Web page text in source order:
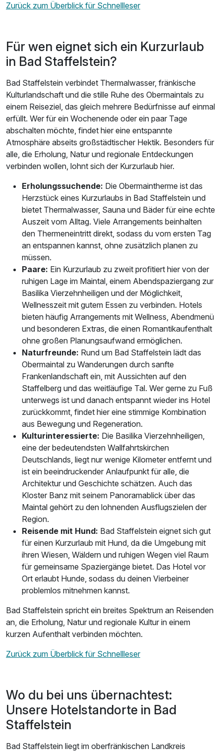
Zurück zum Überblick für Schnellleser
Für wen eignet sich ein Kurzurlaub
in Bad Staffelstein?
Bad Staffelstein verbindet Thermalwasser, fränkische
Kulturlandschaft und die stille Ruhe des Obermaintals zu
einem Reiseziel, das gleich mehrere Bedürfnisse auf einmal
erfüllt. Wer für ein Wochenende oder ein paar Tage
abschalten möchte, findet hier eine entspannte
Atmosphäre abseits großstädtischer Hektik. Besonders für
alle, die Erholung, Natur und regionale Entdeckungen
verbinden wollen, lohnt sich der Kurzurlaub hier.
Erholungssuchende: Die Obermaintherme ist das
Herzstück eines Kurzurlaubs in Bad Staffelstein und
bietet Thermalwasser, Sauna und Bäder für eine echte
Auszeit vom Alltag. Viele Arrangements beinhalten
den Thermeneintritt direkt, sodass du vom ersten Tag
an entspannen kannst, ohne zusätzlich planen zu
müssen.
Paare: Ein Kurzurlaub zu zweit profitiert hier von der
ruhigen Lage im Maintal, einem Abendspaziergang zur
Basilika Vierzehnheiligen und der Möglichkeit,
Wellnesszeit mit gutem Essen zu verbinden. Hotels
bieten häufig Arrangements mit Wellness, Abendmenü
und besonderen Extras, die einen Romantikaufenthalt
ohne großen Planungsaufwand ermöglichen.
Naturfreunde: Rund um Bad Staffelstein lädt das
Obermaintal zu Wanderungen durch sanfte
Frankenlandschaft ein, mit Aussichten auf den
Staffelberg und das weitläufige Tal. Wer gerne zu Fuß
unterwegs ist und danach entspannt wieder ins Hotel
zurückkommt, findet hier eine stimmige Kombination
aus Bewegung und Regeneration.
Kulturinteressierte: Die Basilika Vierzehnheiligen,
eine der bedeutendsten Wallfahrtskirchen
Deutschlands, liegt nur wenige Kilometer entfernt und
ist ein beeindruckender Anlaufpunkt für alle, die
Architektur und Geschichte schätzen. Auch das
Kloster Banz mit seinem Panoramablick über das
Maintal gehört zu den lohnenden Ausflugszielen der
Region.
Reisende mit Hund: Bad Staffelstein eignet sich gut
für einen Kurzurlaub mit Hund, da die Umgebung mit
ihren Wiesen, Wäldern und ruhigen Wegen viel Raum
für gemeinsame Spaziergänge bietet. Das Hotel vor
Ort erlaubt Hunde, sodass du deinen Vierbeiner
problemlos mitnehmen kannst.
Bad Staffelstein spricht ein breites Spektrum an Reisenden
an, die Erholung, Natur und regionale Kultur in einem
kurzen Aufenthalt verbinden möchten.
Zurück zum Überblick für Schnellleser
Wo du bei uns übernachtest:
Unsere Hotelstandorte in Bad
Staffelstein
Bad Staffelstein liegt im oberfränkischen Landkreis